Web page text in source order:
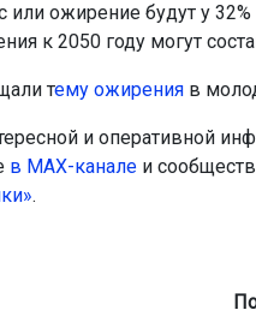
или ожирение будут у
к 2050 году могут
тему ожиренияв
и оперативной
в МАХ-каналеи
.